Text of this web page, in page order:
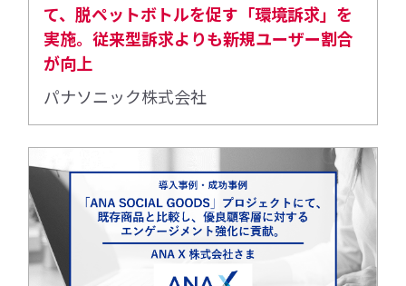
て、脱ペットボトルを促す「環境訴求」を
実施。従来型訴求よりも新規ユーザー割合
が向上
パナソニック株式会社